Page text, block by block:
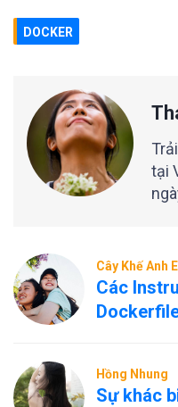
DOCKER
tại
Cây Khế Anh
Các
Hồng Nhung
Sự khác